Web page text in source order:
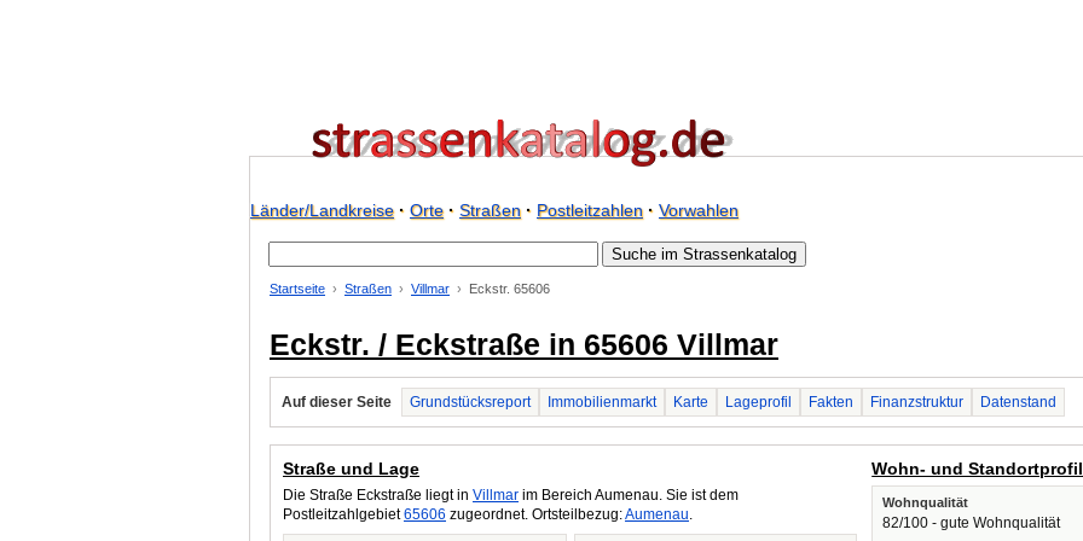
Länder/Landkreise· Orte· Straßen· Postleitzahlen· Vorwahlen
Startseite Straßen Villmar Eckstr. 65606
Eckstr. / Eckstraße in 65606 Villmar
Auf dieser Seite Grundstücksreport Immobilienmarkt Karte Lageprofil Fakten Finanzstruktur Datenstand
Straße und Lage
Die Straße Eckstraße liegt in Villmar im Bereich Aumenau. Sie ist dem
Postleitzahlgebiet65606 zugeordnet. Ortsteilbezug:Aumenau.
Wohn- und Standortprofil
Wohnqualität
82/100 - gute Wohnqualität